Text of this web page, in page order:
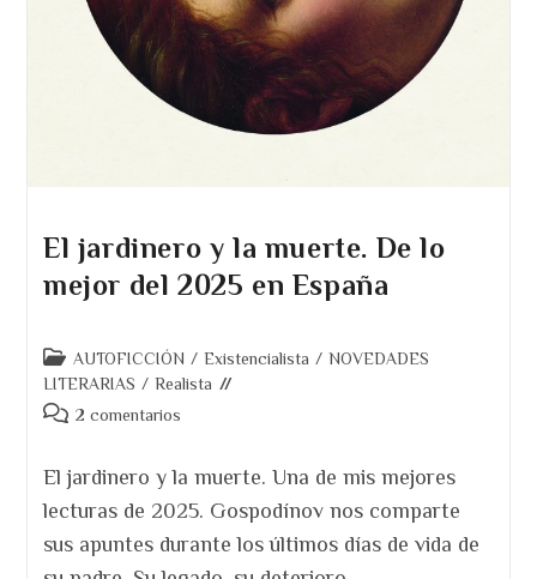
El jardinero y la muerte. De lo
mejor del 2025 en España
Categoría
de
la
AUTOFICCIÓN / Existencialista / NOVEDADES
LITERARIAS / Realista
Comentarios
entrada:
2 comentarios
El jardinero y la muerte. Una de mis mejores
lecturas de 2025. Gospodínov nos comparte
sus apuntes durante los últimos días de vida de